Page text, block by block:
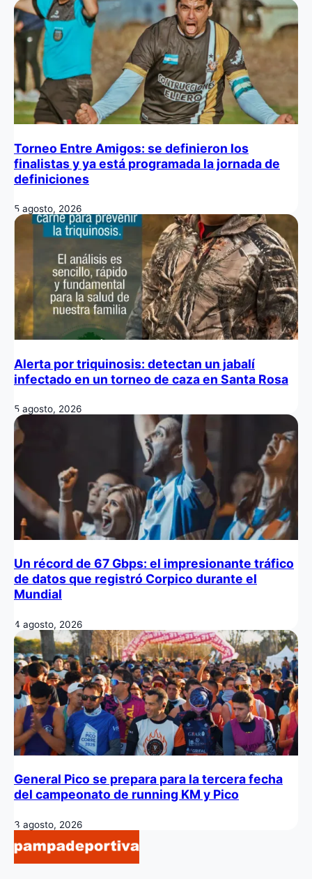
Torneo Entre Amigos: se definieron los
finalistas y ya está programada la jornada de
definiciones
5 agosto, 2026
Alerta por triquinosis: detectan un jabalí
infectado en un torneo de caza en Santa Rosa
5 agosto, 2026
Un récord de 67 Gbps: el impresionante tráfico
de datos que registró Corpico durante el
Mundial
4 agosto, 2026
General Pico se prepara para la tercera fecha
del campeonato de running KM y Pico
3 agosto, 2026